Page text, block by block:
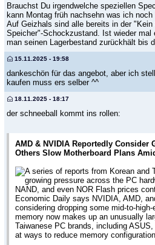
Brauchst Du irgendwelche speziellen
kann Montag früh nachsehn was ich
Auf Geizhals sind alle bereits in der
Speicher"-Schockzustand. Ist wieder mal
man seinen Lagerbestand zurückhält bis
15.11.2025 - 19:58
dankeschön für das angebot, aber ich
kaufen muss ers selber ^^
18.11.2025 - 18:17
der schneeball kommt ins rollen:
AMD & NVIDIA Reportedly Consider
Others Slow Motherboard Plans
A series of reports from Korean and
growing pressure across the PC
NAND, and even NOR Flash prices
Economic Daily says NVIDIA, AMD,
considering dropping some mid-to-
memory now makes up an unusually
Taiwanese PC brands, including
at ways to reduce memory